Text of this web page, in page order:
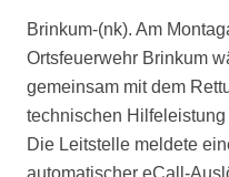
Brinkum-(nk). Am
Ortsfeuerwehr Brinkum
gemeinsam mit dem
technischen
Die Leitstelle meldete